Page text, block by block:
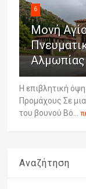
6
Μονή
Αλμωπίας
Η επιβλητική
Προμάχους Σε
του βουνού Βό...
Αναζήτηση